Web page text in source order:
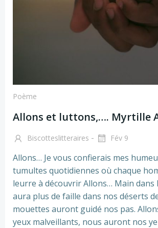
Poème
Allons et luttons,…. Myrtille
Biscotteslitteraires - Fév 9
Allons… Je vous confierais mes
tumultes quotidiennes où chaque
leurre à découvrir Allons… Main dans
aura plus de faille dans nos déserts
mouettes auront guidé nos pas.
yeux malveillants, nous auront nos